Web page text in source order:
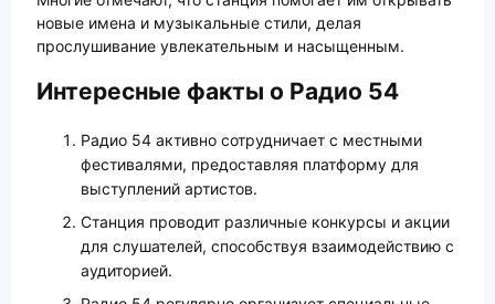
новые имена и музыкальные стили, делая
прослушивание увлекательным и насыщенным.
Интересные факты о Радио 54
Радио 54 активно сотрудничает с местными
фестивалями, предоставляя платформу для
выступлений артистов.
Станция проводит различные конкурсы и акции
для слушателей, способствуя взаимодействию с
аудиторией.